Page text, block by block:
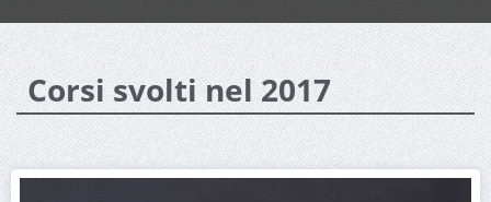
Corsi svolti nel 2017